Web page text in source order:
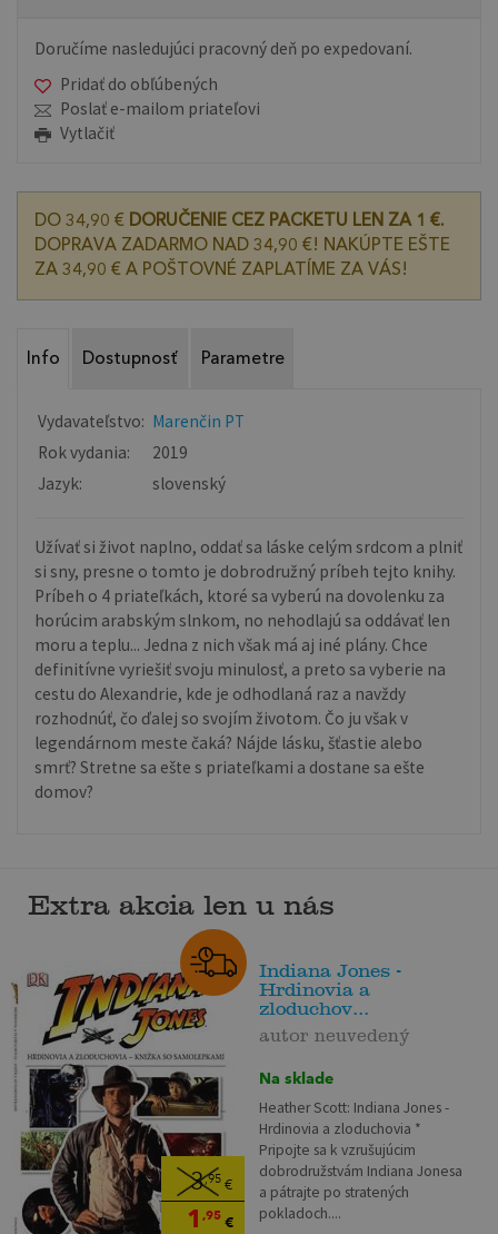
Doručíme nasledujúci pracovný deň po expedovaní.
Pridať do obľúbených
Poslať e-mailom priateľovi
Vytlačiť
DO 34,90 € DORUČENIE CEZ PACKETU LEN ZA 1 €.
DOPRAVA ZADARMO NAD 34,90 €! NAKÚPTE EŠTE
ZA 34,90 € A POŠTOVNÉ ZAPLATÍME ZA VÁS!
Info Dostupnosť Parametre
Vydavateľstvo: Marenčin PT
Rok vydania:
2019
Jazyk:
slovenský
Užívať si život naplno, oddať sa láske celým srdcom a plniť
si sny, presne o tomto je dobrodružný príbeh tejto knihy.
Príbeh o 4 priateľkách, ktoré sa vyberú na dovolenku za
horúcim arabským slnkom, no nehodlajú sa oddávať len
moru a teplu... Jedna z nich však má aj iné plány. Chce
definitívne vyriešiť svoju minulosť, a preto sa vyberie na
cestu do Alexandrie, kde je odhodlaná raz a navždy
rozhodnúť, čo ďalej so svojím životom. Čo ju však v
legendárnom meste čaká? Nájde lásku, šťastie alebo
smrť? Stretne sa ešte s priateľkami a dostane sa ešte
domov?
Extra akcia len u nás
3,95€
1 ,95€
Indiana Jones -
Hrdinovia a
zloduchov...
autor neuvedený
Na sklade
Heather Scott: Indiana Jones -
Hrdinovia a zloduchovia *
Pripojte sa k vzrušujúcim
dobrodružstvám Indiana Jonesa
a pátrajte po stratených
pokladoch....